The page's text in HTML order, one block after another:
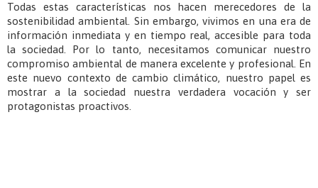
Todas estas características nos hacen merecedores de la
sostenibilidad ambiental. Sin embargo, vivimos en una era de
información inmediata y en tiempo real, accesible para toda
la sociedad. Por lo tanto, necesitamos comunicar nuestro
compromiso ambiental de manera excelente y profesional. En
este nuevo contexto de cambio climático, nuestro papel es
mostrar a la sociedad nuestra verdadera vocación y ser
protagonistas proactivos.